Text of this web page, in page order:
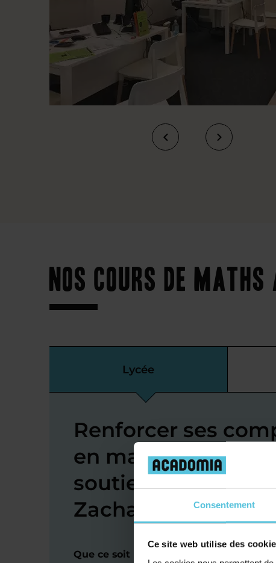
Consentement
Ce site web utilise des
Nos cours de
Lycée
Renforcer ses
en maths au lycée
soutien scolaire à
Zacharie
Que ce soit pour du rattrapage, de